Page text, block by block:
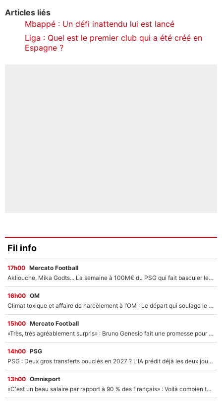
Articles liés
Mbappé : Un défi inattendu lui est lancé
Liga : Quel est le premier club qui a été créé en
Espagne ?
Fil info
17h00 Mercato Football
Akliouche, Mika Godts... La semaine à 100M€ du PSG qui fait basculer le mercato du PSG !
16h00 OM
Climat toxique et affaire de harcèlement à l’OM : Le départ qui soulage le vestiaire de Bruno Genesio
15h00 Mercato Football
«Très, très agréablement surpris» : Bruno Genesio fait une promesse pour la suite du mercato de l’OM et rassure les supporters
14h00 PSG
PSG : Deux gros transferts bouclés en 2027 ? L'IA prédit déjà les deux joueurs qui pourraient rejoindre Luis Enrique !
13h00 Omnisport
«C'est un beau salaire par rapport à 90 % des Français» : Voilà combien touchait Nelson Monfort sur France Télévisions avant de rejoindre CNews